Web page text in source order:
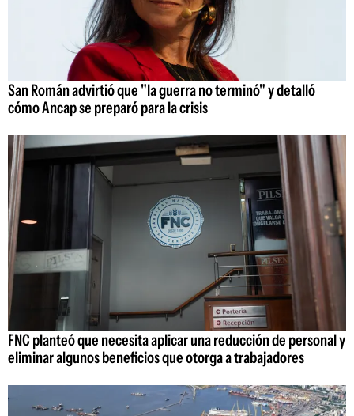
San Román advirtió que "la guerra no terminó" y detalló
cómo Ancap se preparó para la crisis
FNC planteó que necesita aplicar una reducción de personal y
eliminar algunos beneficios que otorga a trabajadores